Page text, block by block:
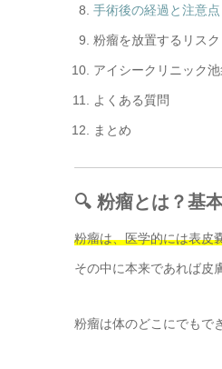
手術後の経過と注意点
粉瘤を放置するリスク
アイシークリニック
よくある質問
まとめ
🔍 粉瘤とは？基
粉瘤は、医学的には表皮
その中に本来であれば皮
粉瘤は体のどこにでもで